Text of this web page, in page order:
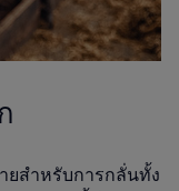
สำหรับการกลั่นทั้ง